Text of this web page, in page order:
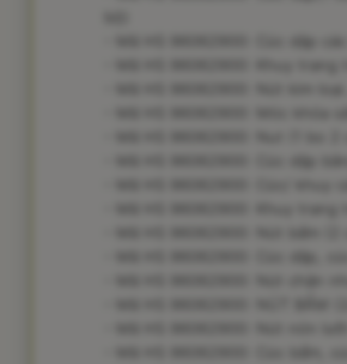
- Mã HS 96062900: Cúc dập
- Mã HS 96062900: Khuy
- Mã HS 96062900: Móc khóa
- Mã HS 96062900: Nut (1 bo
- Mã HS 96062900: Cúc/ khuy
- Mã HS 96062900: Cúc dập,
- Mã HS 96062900: Nút chặn
- Mã HS 96062900: NÚT BẤM
- Mã HS 96062900: Cúc bấm,